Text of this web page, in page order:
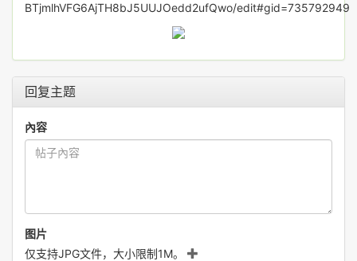
BTjmlhVFG6AjTH8bJ5UUJOedd2ufQwo/edit#gid=735792949
回复主题
內容
图片
仅支持JPG文件，大小限制1M。